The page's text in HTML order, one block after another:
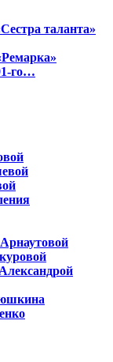
таланта»
го…